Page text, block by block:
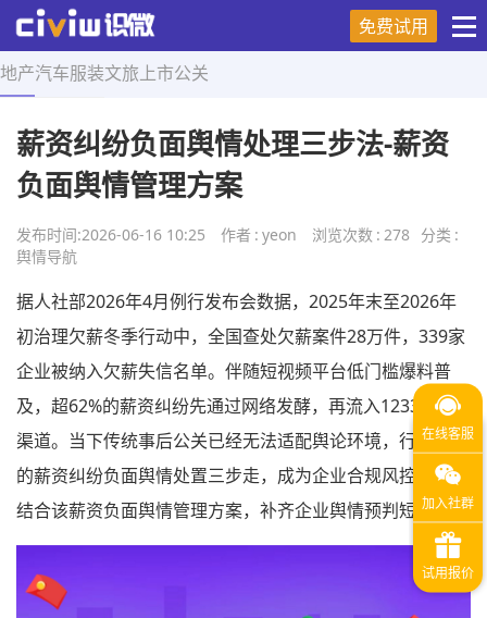
免费试用
地产汽车服装文旅 上市公关
首页 > 舆情导航 > 正文
薪资纠纷负面舆情处理三步法-薪资
负面舆情管理方案
发布时间:2026-06-16 10:25 作者 : yeon 浏览次数 : 278 分类 :
舆情导航
据人社部2026年4月例行发布会数据，2025年末至2026年
初治理欠薪冬季行动中，全国查处欠薪案件28万件，339家
企业被纳入欠薪失信名单。伴随短视频平台低门槛爆料普
及，超62%的薪资纠纷先通过网络发酵，再流入12333投诉
渠道。当下传统事后公关已经无法适配舆论环境，行业通用
的薪资纠纷负面舆情处置三步走，成为企业合规风控标配，
结合该薪资负面舆情管理方案，补齐企业舆情预判短板。